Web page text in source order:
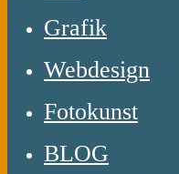
Grafik
Webdesign
Fotokunst
BLOG